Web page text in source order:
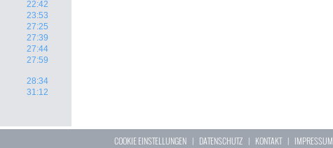
22:42
23:53
27:25
27:39
27:44
27:59
28:34
31:12
COOKIE EINSTELLUNGEN | DATENSCHUTZ | KONTAKT| IMPRESSUM